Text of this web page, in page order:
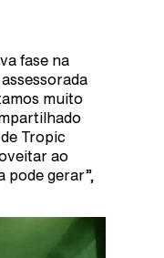
fase na
muito
Tropic
ao
pode gerar”,